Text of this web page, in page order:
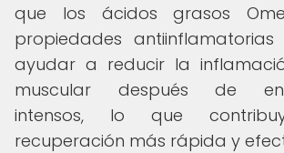
que los ácidos grasos
propiedades
ayudar a reducir la
muscular después de
intensos, lo que
recuperación más rápida y